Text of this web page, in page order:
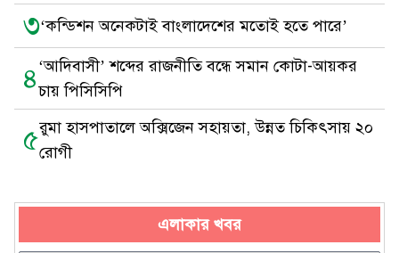
৩‘কন্ডিশন অনেকটাই বাংলাদেশের মতোই হতে পারে’
৪‘আদিবাসী’ শব্দের রাজনীতি বন্ধে সমান কোটা-আয়কর
চায় পিসিসিপি
৫রুমা হাসপাতালে অক্সিজেন সহায়তা, উন্নত চিকিৎসায় ২০
রোগী
এলাকার খবর